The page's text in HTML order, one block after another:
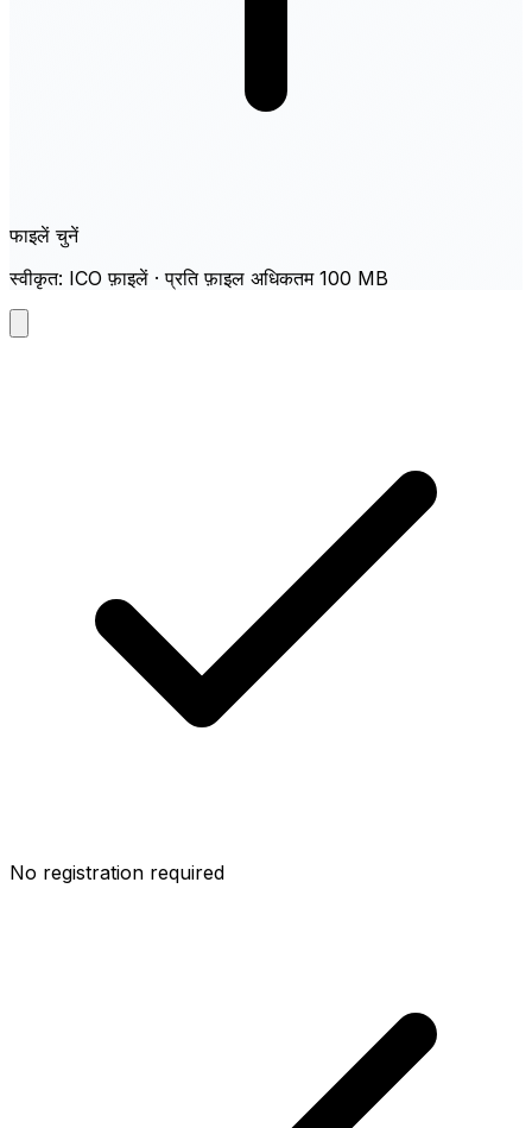
फाइलें चुनें
स्वीकृत: ICO फ़ाइलें · प्रति फ़ाइल अधिकतम 100 MB
No registration required